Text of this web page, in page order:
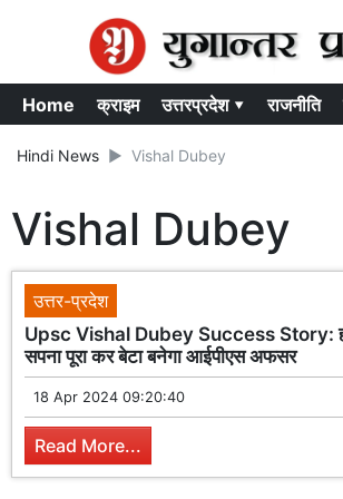
Home क्राइम उत्तरप्रदेश ▾ राजनीति
Hindi News Vishal Dubey
Vishal Dubey
उत्तर-प्रदेश
Upsc Vishal Dubey Success Story:
सपना पूरा कर बेटा बनेगा आईपीएस अफसर
18 Apr 2024 09:20:40
Read More...